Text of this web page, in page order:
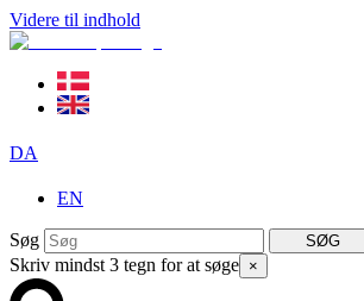
Videre til indhold
DA
EN
Søg SØG
Skriv mindst 3 tegn for at søge ×